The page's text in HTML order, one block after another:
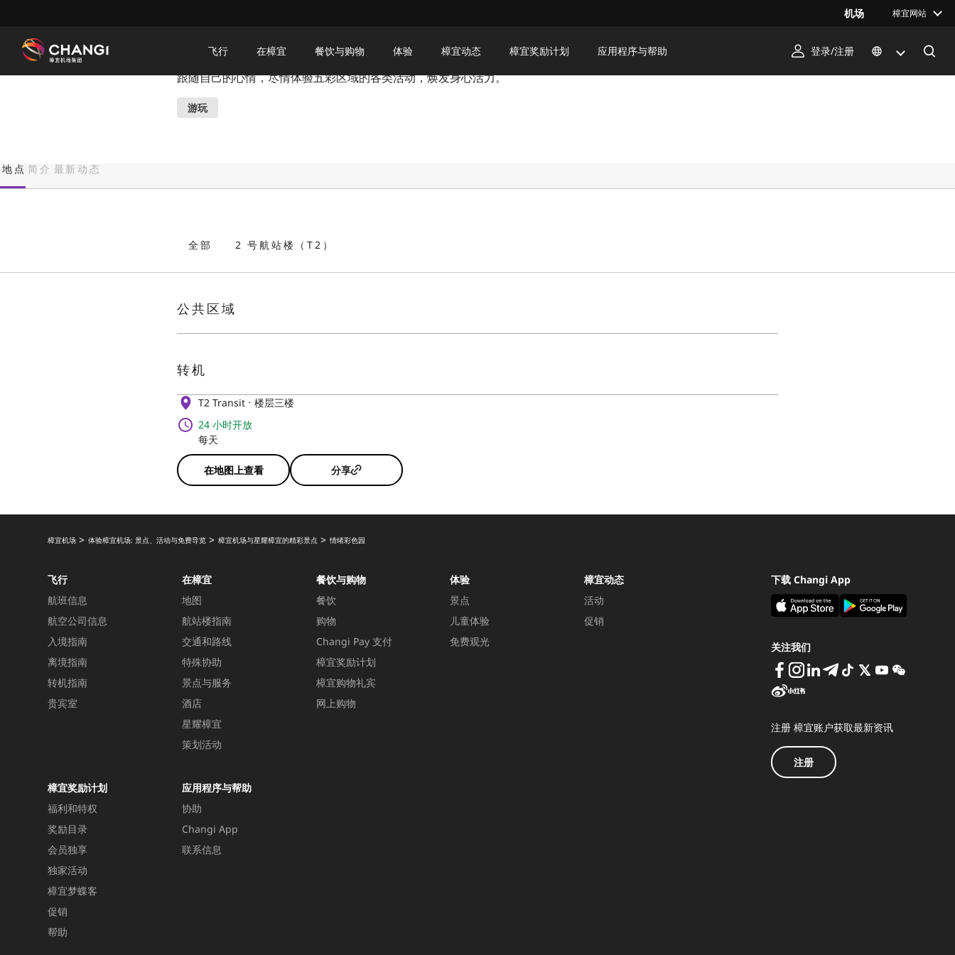
机场 樟宜网站
飞行 在樟宜 餐饮与购物 体验 樟宜动态 樟宜奖励计划 应用程序与帮助 登录/注册
站:
情绪彩色园
跟随自己的心情，尽情体验五彩区域的各类活动，焕发身心活力。
游玩
地点 简介 最新动态
全部 2 号航站楼（T2）
公共区域
转机
T2 Transit
楼层三楼
24 小时开放
每天
在地图上查看 分享
樟宜机场 体验樟宜机场: 景点、活动与免费导览 樟宜机场与星耀樟宜的精彩景点 情绪彩色园
飞行
航班信息
航空公司信息
入境指南
离境指南
转机指南
贵宾室
在樟宜
地图
航站楼指南
交通和路线
特殊协助
景点与服务
酒店
星耀樟宜
策划活动
餐饮与购物
餐饮
购物
Changi Pay 支付
樟宜奖励计划
樟宜购物礼宾
网上购物
体验
景点
儿童体验
免费观光
樟宜动态
活动
促销
樟宜奖励计划
福利和特权
奖励目录
会员独享
独家活动
樟宜梦蝶客
促销
帮助
应用程序与帮助
协助
Changi App
联系信息
下载 Changi App
关注我们
注册 樟宜账户获取最新资讯
注册